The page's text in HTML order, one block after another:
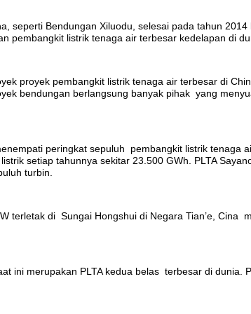
seperti Bendungan Xiluodu, selesai pada tahun
pembangkit listrik tenaga air terbesar kedelapan di
proyek pembangkit listrik tenaga air terbesar di
bendungan berlangsung banyak pihak yang
peringkat sepuluh pembangkit listrik
setiap tahunnya sekitar 23.500 GWh. PLTA
turbin.
terletak di Sungai Hongshui di Negara Tian’e,
ini merupakan PLTA kedua belas terbesar di